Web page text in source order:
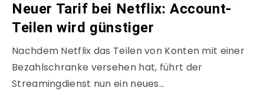
Neuer Tarif bei Netflix: Account-
Teilen wird günstiger
Nachdem Netflix das Teilen von Konten mit einer
Bezahlschranke versehen hat, führt der
Streamingdienst nun ein neues…